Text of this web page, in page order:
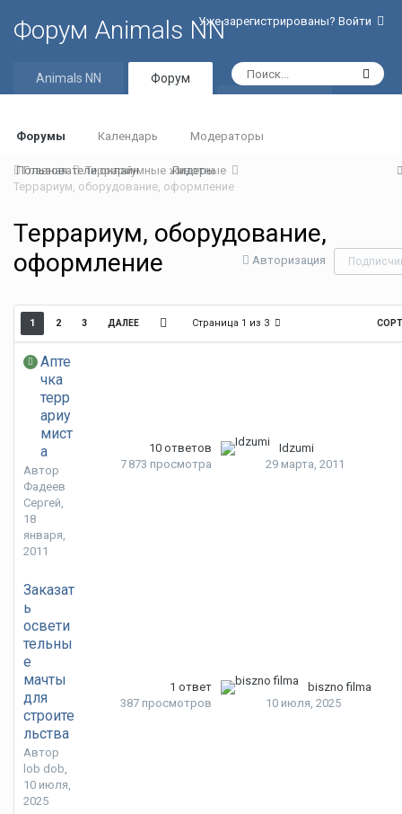
Форум Animals NNУже зарегистрированы? Войти
Animals NN Форум
Форумы Календарь Модераторы
Пользователи онлайн Лидеры
Главная
Террариумные животные
Террариум, оборудование, оформление
Террариум, оборудование,
оформление
Авторизация
1 2 3 ДАЛЕЕ Страница 1 из 3
Апте
чка
терр
ариу
мист
а
Автор
Фадеев
Сергей,
18
января,
2011
10 ответов
7 873 просмотра
Idzumi
29 марта, 2011
Заказат
ь
освети
тельны
е
мачты
для
строите
льства
Автор
lob dob,
10 июля,
2025
1 ответ
387 просмотров
biszno filma
10 июля, 2025